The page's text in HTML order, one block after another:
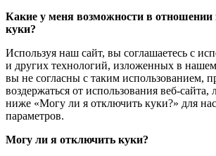
Какие у меня возможности в отношении
куки?
Используя наш сайт, вы соглашаетесь с
и других технологий, изложенных в
вы не согласны с таким использованием,
воздержаться от использования веб-сайта,
ниже «Могу ли я отключить куки?» для
параметров.
Могу ли я отключить куки?